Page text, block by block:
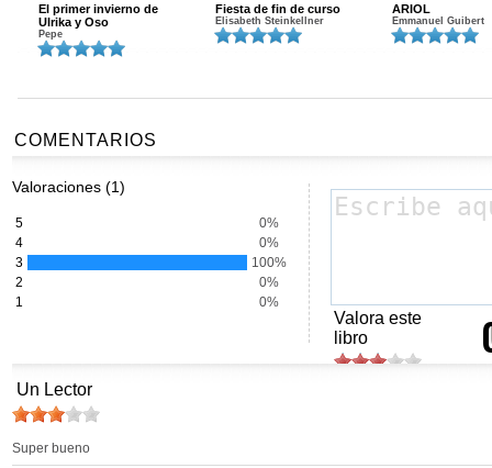
El primer invierno de
Ulrika y Oso
Pepe
Fiesta de fin de curso
Elisabeth Steinkellner
ARIOL
Emmanuel Guibert
COMENTARIOS
Valoraciones (1)
5
0%
4
0%
3
100%
2
0%
1
0%
Valora este
libro
Un Lector
Super bueno